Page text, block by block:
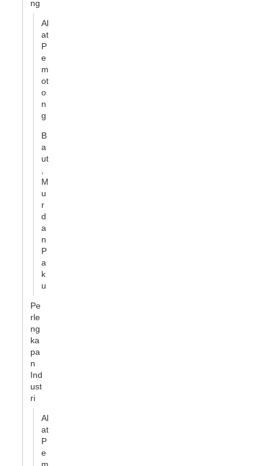
ng
Al
at
P
e
m
ot
o
n
g
B
a
ut
,
M
u
r
d
a
n
P
a
k
u
Pe
rle
ng
ka
pa
n
Ind
ust
ri
Al
at
P
e